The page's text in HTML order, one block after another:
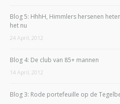
Blog 5: HhhH, Himmlers hersenen
het nu
24 April, 2012
Blog 4: De club van 85+ mannen
14 April, 2012
Blog 3: Rode portefeuille op de